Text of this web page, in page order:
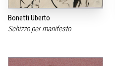
Bonetti Uberto
Schizzo per manifesto